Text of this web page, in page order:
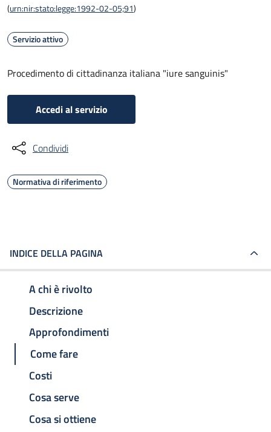
(urn:nir:stato:legge:1992-02-05;91)
Servizio attivo
Procedimento di cittadinanza italiana "iure sanguinis"
Accedi al servizio
Condividi
Normativa di riferimento
INDICE DELLA PAGINA
A chi è rivolto
Descrizione
Approfondimenti
Come fare
Costi
Cosa serve
Cosa si ottiene